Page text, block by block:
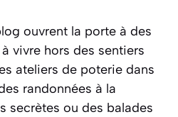
ouvrent la porte à des
à vivre hors des sentiers
ateliers de poterie dans
randonnées à la
secrètes ou des balades